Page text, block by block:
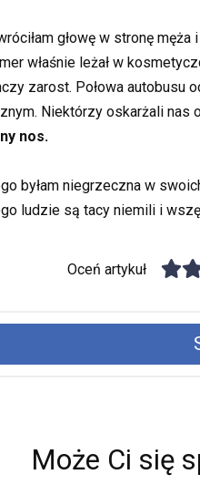
głowę w stronę
właśnie leżał w
zarost. Połowa
Niektórzy oskarżali nas
nos.
byłam niegrzeczna w
ludzie są tacy niemili i
Oceń artykuł
Może Ci się